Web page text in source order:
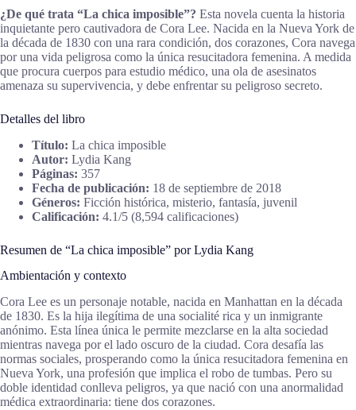
¿De qué trata “La chica imposible”? Esta novela cuenta la historia
inquietante pero cautivadora de Cora Lee. Nacida en la Nueva York de
la década de 1830 con una rara condición, dos corazones, Cora navega
por una vida peligrosa como la única resucitadora femenina. A medida
que procura cuerpos para estudio médico, una ola de asesinatos
amenaza su supervivencia, y debe enfrentar su peligroso secreto.
Detalles del libro
Título: La chica imposible
Autor: Lydia Kang
Páginas: 357
Fecha de publicación: 18 de septiembre de 2018
Géneros: Ficción histórica, misterio, fantasía, juvenil
Calificación: 4.1/5 (8,594 calificaciones)
Resumen de “La chica imposible” por Lydia Kang
Ambientación y contexto
Cora Lee es un personaje notable, nacida en Manhattan en la década
de 1830. Es la hija ilegítima de una socialité rica y un inmigrante
anónimo. Esta línea única le permite mezclarse en la alta sociedad
mientras navega por el lado oscuro de la ciudad. Cora desafía las
normas sociales, prosperando como la única resucitadora femenina en
Nueva York, una profesión que implica el robo de tumbas. Pero su
doble identidad conlleva peligros, ya que nació con una anormalidad
médica extraordinaria: tiene dos corazones.